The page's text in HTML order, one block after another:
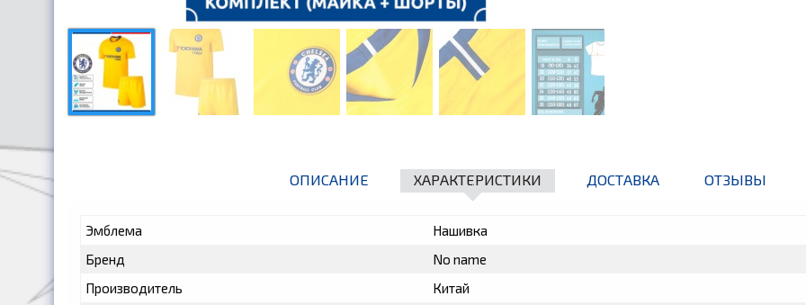
ОПИСАНИЕ ХАРАКТЕРИСТИКИ ДОСТАВКА ОТЗЫВЫ
Эмблема
Нашивка
Бренд
No name
Производитель
Китай